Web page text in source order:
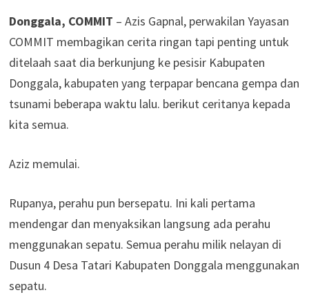
Donggala, COMMIT – Azis Gapnal, perwakilan Yayasan
COMMIT membagikan cerita ringan tapi penting untuk
ditelaah saat dia berkunjung ke pesisir Kabupaten
Donggala, kabupaten yang terpapar bencana gempa dan
tsunami beberapa waktu lalu. berikut ceritanya kepada
kita semua.
Aziz memulai.
Rupanya, perahu pun bersepatu. Ini kali pertama
mendengar dan menyaksikan langsung ada perahu
menggunakan sepatu. Semua perahu milik nelayan di
Dusun 4 Desa Tatari Kabupaten Donggala menggunakan
sepatu.